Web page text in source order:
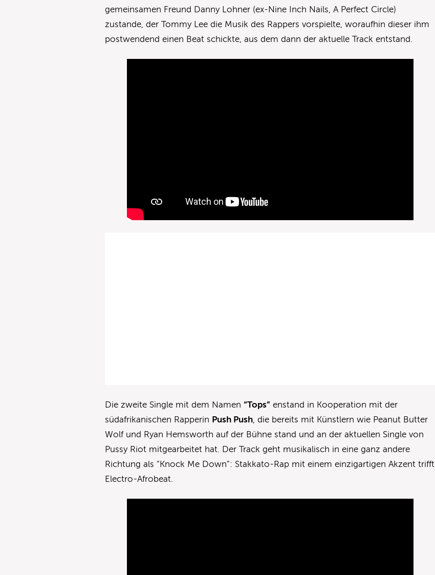
gemeinsamen Freund Danny Lohner (ex-Nine Inch Nails, A Perfect Circle)
zustande, der Tommy Lee die Musik des Rappers vorspielte, woraufhin dieser ihm
postwendend einen Beat schickte, aus dem dann der aktuelle Track entstand.
Die zweite Single mit dem Namen“Tops” enstand in Kooperation mit der
südafrikanischen Rapperin Push Push, die bereits mit Künstlern wie Peanut Butter
Wolf und Ryan Hemsworth auf der Bühne stand und an der aktuellen Single von
Pussy Riot mitgearbeitet hat. Der Track geht musikalisch in eine ganz andere
Richtung als “Knock Me Down”: Stakkato-Rap mit einem einzigartigen Akzent trifft
Electro-Afrobeat.